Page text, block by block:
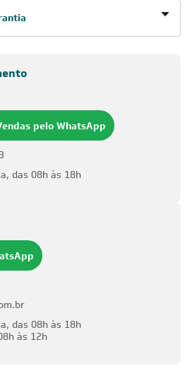
pelo WhatsApp
das 08h às 18h
das 08h às 18h
às 12h